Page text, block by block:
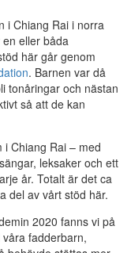
i Chiang Rai i norra
eller båda
här går genom
. Barnen var då
tonåringar och nästan
så att de kan
Chiang Rai – med
leksaker och ett
år. Totalt är det ca
del av vårt stöd här.
2020 fanns vi på
fadderbarn,